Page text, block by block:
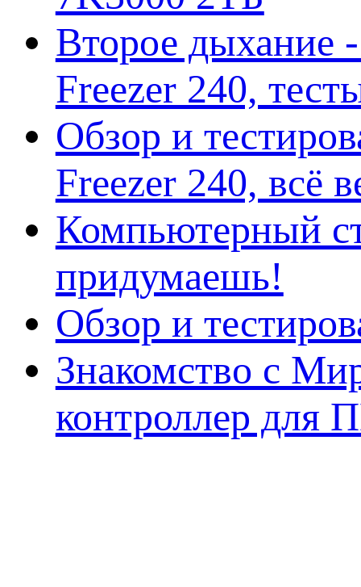
Второе дыхание
Freezer 240,
Обзор и
Freezer 240, всё
Компьютерный
придумаешь!
Обзор и
Знакомство с
контроллер для